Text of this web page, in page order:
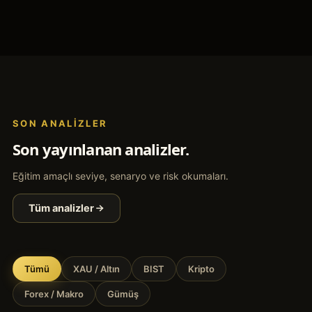
SON ANALIZLER
Son yayınlanan analizler.
Eğitim amaçlı seviye, senaryo ve risk okumaları.
Tüm analizler
Tümü XAU / Altın BIST Kripto
Forex / Makro Gümüş